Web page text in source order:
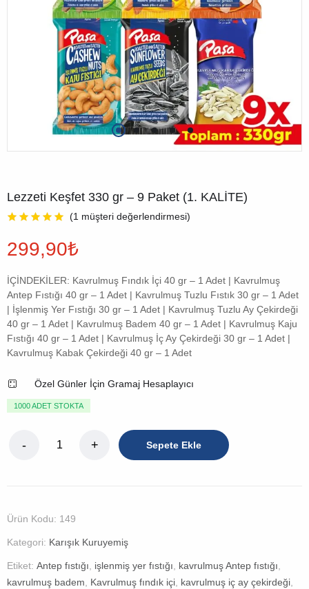
Lezzeti Keşfet 330 gr – 9 Paket (1. KALİTE)
(1 müşteri değerlendirmesi)
299,90₺
İÇİNDEKİLER: Kavrulmuş Fındık İçi 40 gr – 1 Adet | Kavrulmuş
Antep Fıstığı 40 gr – 1 Adet | Kavrulmuş Tuzlu Fıstık 30 gr – 1 Adet
| İşlenmiş Yer Fıstığı 30 gr – 1 Adet | Kavrulmuş Tuzlu Ay Çekirdeği
40 gr – 1 Adet | Kavrulmuş Badem 40 gr – 1 Adet | Kavrulmuş Kaju
Fıstığı 40 gr – 1 Adet | Kavrulmuş İç Ay Çekirdeği 30 gr – 1 Adet |
Kavrulmuş Kabak Çekirdeği 40 gr – 1 Adet
Özel Günler İçin Gramaj Hesaplayıcı
1000 ADET STOKTA
Sepete Ekle
Ürün Kodu: 149
Kategori: Karışık Kuruyemiş
Etiket: Antep fıstığı işlenmiş yer fıstığı kavrulmuş Antep fıstığı
kavrulmuş badem
Kavrulmuş fındık içi kavrulmuş iç ay çekirdeği